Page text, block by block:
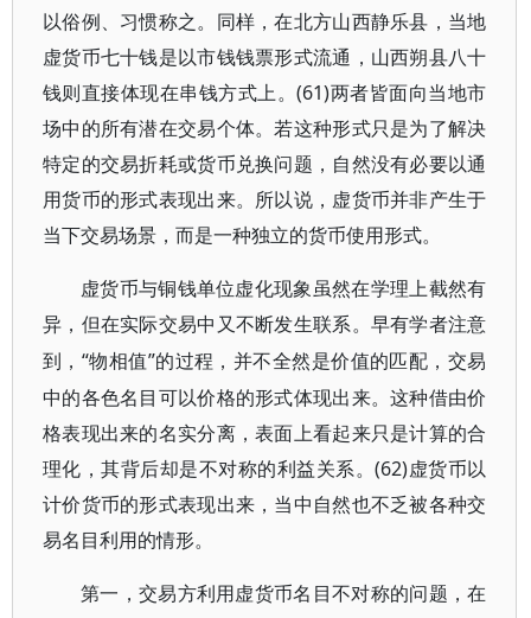
以俗例、习惯称之。同样，在北方山西静乐县，当地
虚货币七十钱是以市钱钱票形式流通，山西朔县八十
钱则直接体现在串钱方式上。(61)两者皆面向当地市
场中的所有潜在交易个体。若这种形式只是为了解决
特定的交易折耗或货币兑换问题，自然没有必要以通
用货币的形式表现出来。所以说，虚货币并非产生于
当下交易场景，而是一种独立的货币使用形式。
虚货币与铜钱单位虚化现象虽然在学理上截然有
异，但在实际交易中又不断发生联系。早有学者注意
到， “物相值”的过程，并不全然是价值的匹配，交易
中的各色名目可以价格的形式体现出来。这种借由价
格表现出来的名实分离，表面上看起来只是计算的合
理化，其背后却是不对称的利益关系。(62)虚货币以
计价货币的形式表现出来，当中自然也不乏被各种交
易名目利用的情形。
第一，交易方利用虚货币名目不对称的问题，在